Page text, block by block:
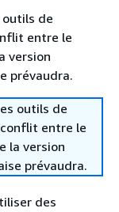
de
entre le
version
prévaudra.
outils de
entre le
la version
prévaudra.
des